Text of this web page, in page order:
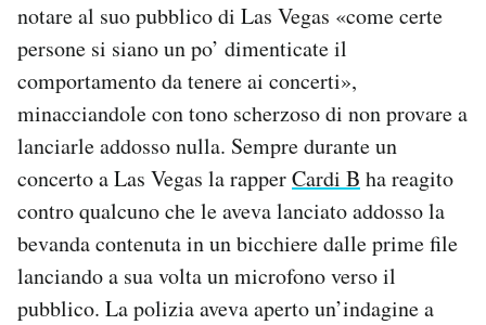
notare al suo pubblico di Las Vegas «come certe
persone si siano un po’ dimenticate il
comportamento da tenere ai concerti»,
minacciandole con tono scherzoso di non provare a
lanciarle addosso nulla. Sempre durante un
concerto a Las Vegas la rapperCardi B ha reagito
contro qualcuno che le aveva lanciato addosso la
bevanda contenuta in un bicchiere dalle prime file
lanciando a sua volta un microfono verso il
pubblico. La polizia aveva aperto un’indagine a